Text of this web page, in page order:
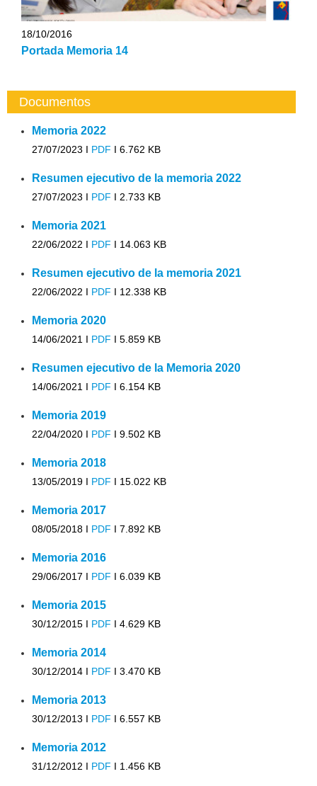
18/10/2016
Portada Memoria 14
Documentos
Memoria 2022
27/07/2023 I PDF I 6.762 KB
Resumen ejecutivo de la memoria 2022
27/07/2023 I PDF I 2.733 KB
Memoria 2021
22/06/2022 I PDF I 14.063 KB
Resumen ejecutivo de la memoria 2021
22/06/2022 I PDF I 12.338 KB
Memoria 2020
14/06/2021 I PDF I 5.859 KB
Resumen ejecutivo de la Memoria 2020
14/06/2021 I PDF I 6.154 KB
Memoria 2019
22/04/2020 I PDF I 9.502 KB
Memoria 2018
13/05/2019 I PDF I 15.022 KB
Memoria 2017
08/05/2018 I PDF I 7.892 KB
Memoria 2016
29/06/2017 I PDF I 6.039 KB
Memoria 2015
30/12/2015 I PDF I 4.629 KB
Memoria 2014
30/12/2014 I PDF I 3.470 KB
Memoria 2013
30/12/2013 I PDF I 6.557 KB
Memoria 2012
31/12/2012 I PDF I 1.456 KB